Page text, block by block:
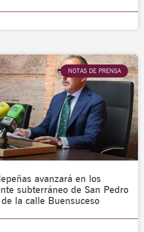
NOTAS DE PRENSA
avanzará en los
subterráneo de San Pedro
la calle Buensuceso